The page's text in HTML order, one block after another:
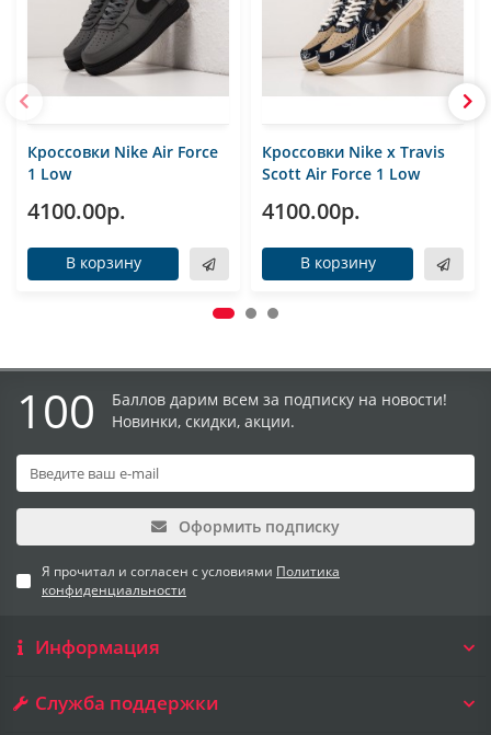
Кроссовки Nike Air Force
1 Low
4100.00р.
В корзину
Кроссовки Nike x Travis
Scott Air Force 1 Low
4100.00р.
В корзину
100
Баллов дарим всем за подписку на новости!
Новинки, скидки, акции.
Оформить подписку
Я прочитал и согласен с условиями Политика
конфиденциальности
Информация
Служба поддержки